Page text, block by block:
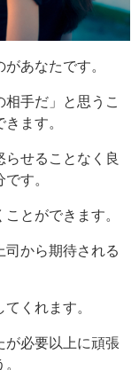
あなたです。
相手だ」と思うこ
ます。
せることなく良
す。
とができます。
司から期待される
くれます。
が必要以上に頑張